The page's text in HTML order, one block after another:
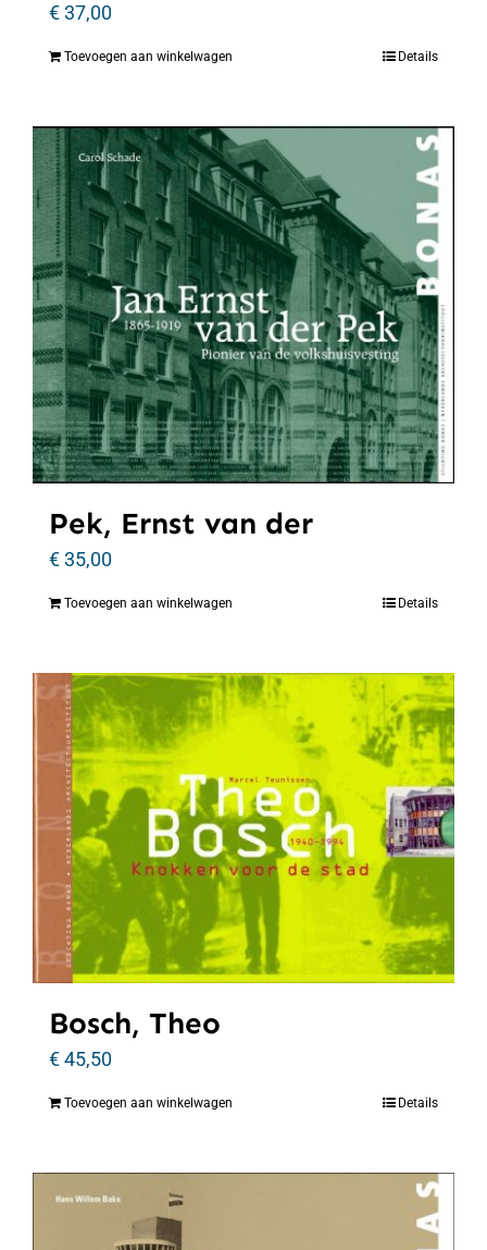
€37,00
Toevoegen aan winkelwagen Details
Pek, Ernst van der
€35,00
Toevoegen aan winkelwagen Details
Bosch, Theo
€45,50
Toevoegen aan winkelwagen Details